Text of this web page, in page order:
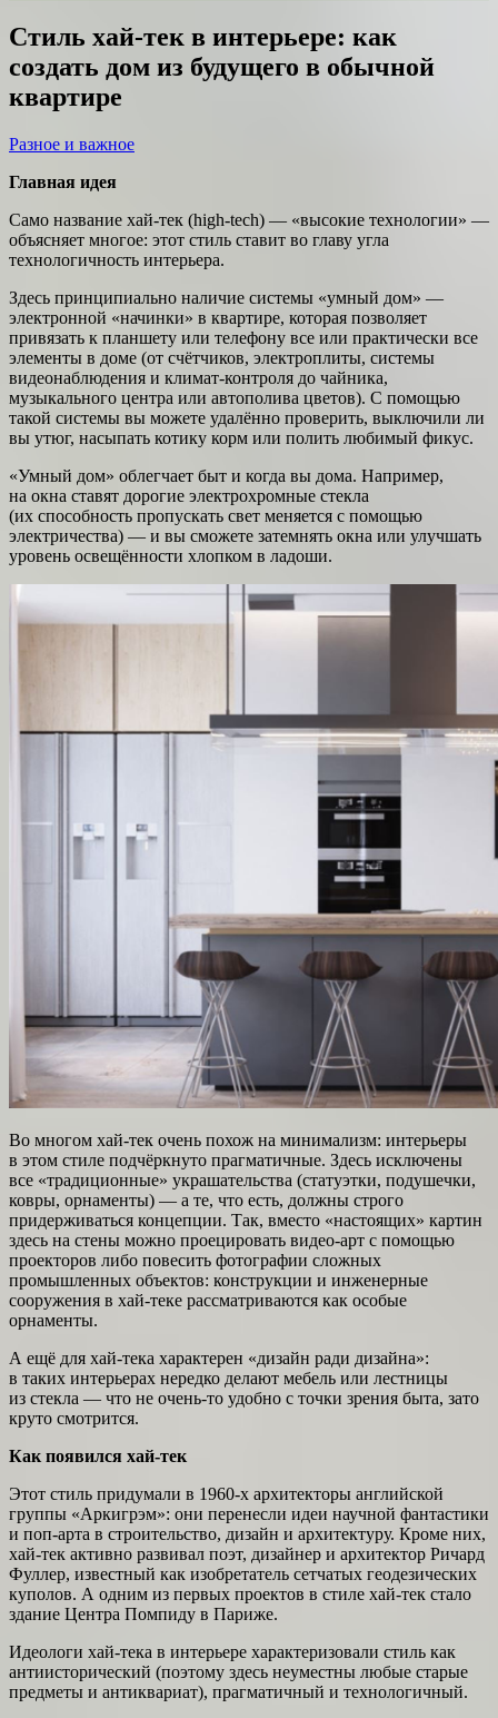
Стиль хай-тек в интерьере: как
создать дом из будущего в обычной
квартире
Разное и важное
Главная идея
Само название хай-тек (high-tech) — «высокие технологии» —
объясняет многое: этот стиль ставит во главу угла
технологичность интерьера.
Здесь принципиально наличие системы «умный дом» —
электронной «начинки» в квартире, которая позволяет
привязать к планшету или телефону все или практически все
элементы в доме (от счётчиков, электроплиты, системы
видеонаблюдения и климат-контроля до чайника,
музыкального центра или автополива цветов). С помощью
такой системы вы можете удалённо проверить, выключили ли
вы утюг, насыпать котику корм или полить любимый фикус.
«Умный дом» облегчает быт и когда вы дома. Например,
на окна ставят дорогие электрохромные стекла
(их способность пропускать свет меняется с помощью
электричества) — и вы сможете затемнять окна или улучшать
уровень освещённости хлопком в ладоши.
Во многом хай-тек очень похож на минимализм: интерьеры
в этом стиле подчёркнуто прагматичные. Здесь исключены
все «традиционные» украшательства (статуэтки, подушечки,
ковры, орнаменты) — а те, что есть, должны строго
придерживаться концепции. Так, вместо «настоящих» картин
здесь на стены можно проецировать видео-арт с помощью
проекторов либо повесить фотографии сложных
промышленных объектов: конструкции и инженерные
сооружения в хай-теке рассматриваются как особые
орнаменты.
А ещё для хай-тека характерен «дизайн ради дизайна»:
в таких интерьерах нередко делают мебель или лестницы
из стекла — что не очень-то удобно с точки зрения быта, зато
круто смотрится.
Как появился хай-тек
Этот стиль придумали в 1960-х архитекторы английской
группы «Аркигрэм»: они перенесли идеи научной фантастики
и поп-арта в строительство, дизайн и архитектуру. Кроме них,
хай-тек активно развивал поэт, дизайнер и архитектор Ричард
Фуллер, известный как изобретатель сетчатых геодезических
куполов. А одним из первых проектов в стиле хай-тек стало
здание Центра Помпиду в Париже.
Идеологи хай-тека в интерьере характеризовали стиль как
антиисторический (поэтому здесь неуместны любые старые
предметы и антиквариат), прагматичный и технологичный.